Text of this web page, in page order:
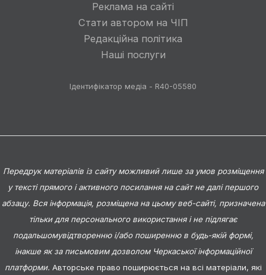
Реклама на сайті
Стати автором на ЧІП
Редакційна політика
Наші послуги
Ідентифікатор медіа - R40-05580
Передрук матеріалів із сайту можливий лише за умов розміщення
у тексті прямого і активного посилання на сайт не далі першого
абзацу. Вся інформація, розміщена на цьому веб-сайті, призначена
тільки для персонального використання і не підлягає
подальшомувідтворенню і/або поширенню в будь-якій формі,
інакше як за письмовим дозволом Черкаської інформаційної
платформи. Авторське право поширюється на всі матеріали, які